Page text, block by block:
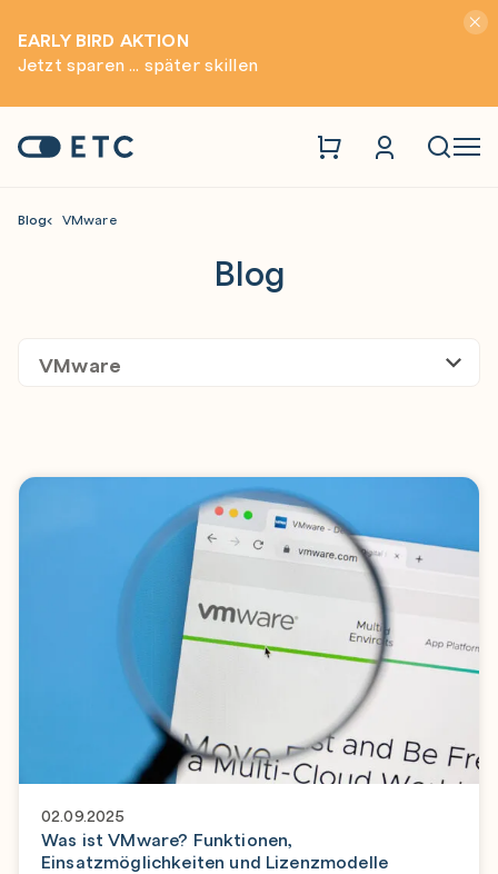
EARLY BIRD AKTION
Jetzt sparen ... später skillen
Startseite: ETC
Blog VMware
Blog
02.09.2025
Was ist VMware? Funktionen,
Einsatzmöglichkeiten und Lizenzmodelle